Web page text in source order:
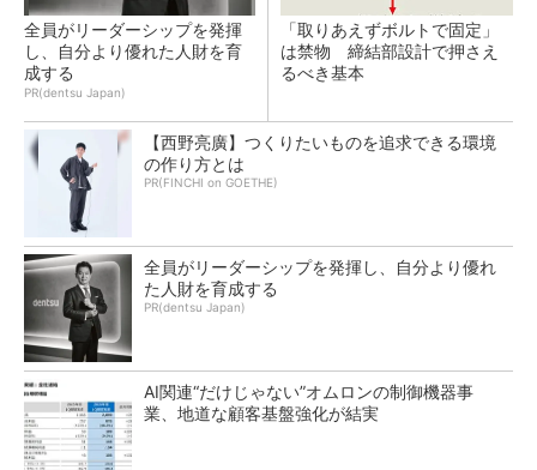
全員がリーダーシップを発揮
し、自分より優れた人財を育
成する
PR(dentsu Japan)
「取りあえずボルトで固定」
は禁物 締結部設計で押さえ
るべき基本
【西野亮廣】つくりたいものを追求できる環境
の作り方とは
PR(FINCHI on GOETHE)
全員がリーダーシップを発揮し、自分より優れ
た人財を育成する
PR(dentsu Japan)
AI関連“だけじゃない”オムロンの制御機器事
業、地道な顧客基盤強化が結実